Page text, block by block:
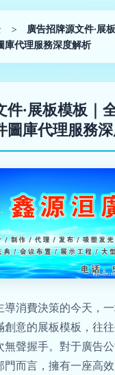
>
廣告招牌源文件·展
庫代理服務深度解析
件·展板模板｜
圖庫代理服務
導消費決策的今天，
創意的展板模板，往
無聲握手。對于廣告
門而言，擁有一座高